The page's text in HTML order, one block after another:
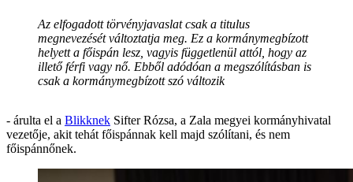
Az elfogadott törvényjavaslat csak a titulus
megnevezését változtatja meg. Ez a kormánymegbízott
helyett a főispán lesz, vagyis függetlenül attól, hogy az
illető férfi vagy nő. Ebből adódóan a megszólításban is
csak a kormánymegbízott szó változik
- árulta el a Blikknek Sifter Rózsa, a Zala megyei kormányhivatal
vezetője, akit tehát főispánnak kell majd szólítani, és nem
főispánnőnek.